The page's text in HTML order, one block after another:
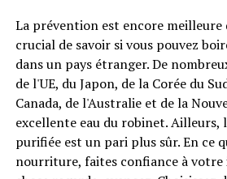
La prévention est encore meilleure
crucial de savoir si vous pouvez
dans un pays étranger. De
de l'UE, du Japon, de la Corée du
Canada, de l'Australie et de la
excellente eau du robinet. Ailleurs,
purifiée est un pari plus sûr. En ce
nourriture, faites confiance à